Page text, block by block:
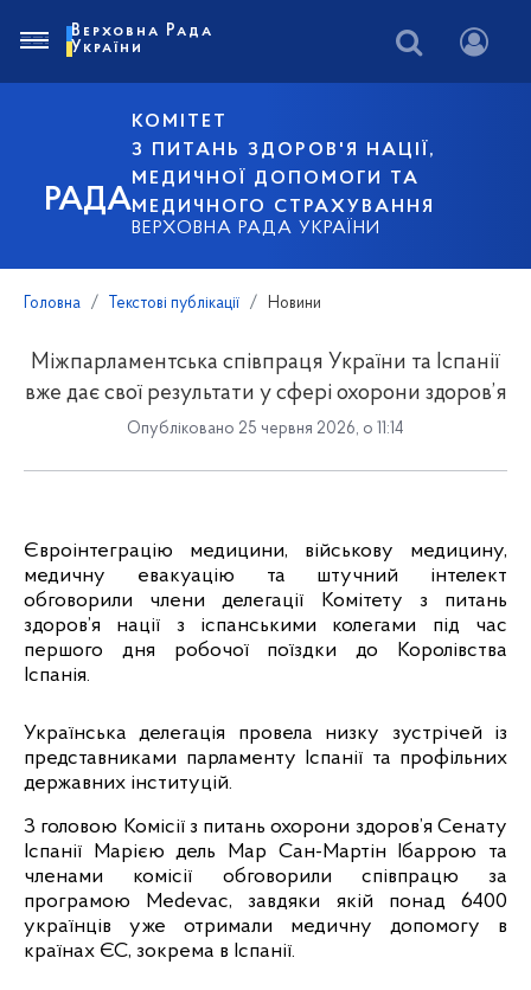
РАДА
КОМІТЕТ
З ПИТАНЬ ЗДОРОВ'Я НАЦІЇ,
МЕДИЧНОЇ ДОПОМОГИ ТА
МЕДИЧНОГО СТРАХУВАННЯ
ВЕРХОВНА РАДА УКРАЇНИ
Верховна Рада
України
Головна Текстові публікації Новини
Міжпарламентська співпраця України та Іспанії
вже дає свої результати у сфері охорони здоров’я
Опубліковано 25 червня 2026, о 11:14
Євроінтеграцію медицини, військову медицину,
медичну евакуацію та штучний інтелект
обговорили члени делегації Комітету з питань
здоров’я нації з іспанськими колегами під час
першого дня робочої поїздки до Королівства
Іспанія.
Українська делегація провела низку зустрічей із
представниками парламенту Іспанії та профільних
державних інституцій.
З головою Комісії з питань охорони здоров’я Сенату
Іспанії Марією дель Мар Сан-Мартін Ібаррою та
членами комісії обговорили співпрацю за
програмою Medevac, завдяки якій понад 6400
українців уже отримали медичну допомогу в
країнах ЄС, зокрема в Іспанії.